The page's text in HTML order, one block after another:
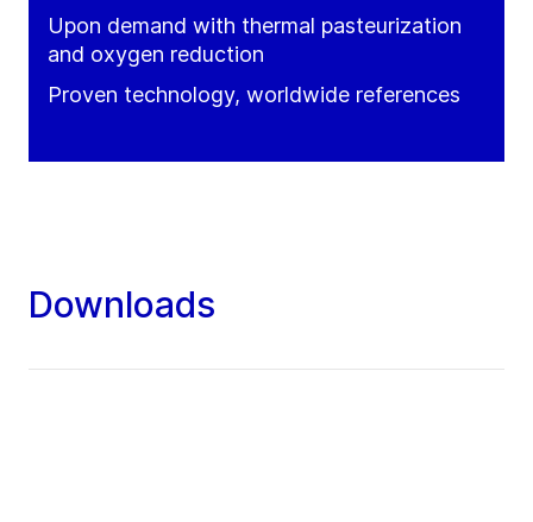
Upon demand with thermal pasteurization
and oxygen reduction
Proven technology, worldwide references
Downloads